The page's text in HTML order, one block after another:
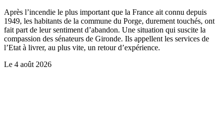
Après l’incendie le plus important que la France ait connu depuis
1949, les habitants de la commune du Porge, durement touchés, ont
fait part de leur sentiment d’abandon. Une situation qui suscite la
compassion des sénateurs de Gironde. Ils appellent les services de
l’Etat à livrer, au plus vite, un retour d’expérience.
Le 4 août 2026